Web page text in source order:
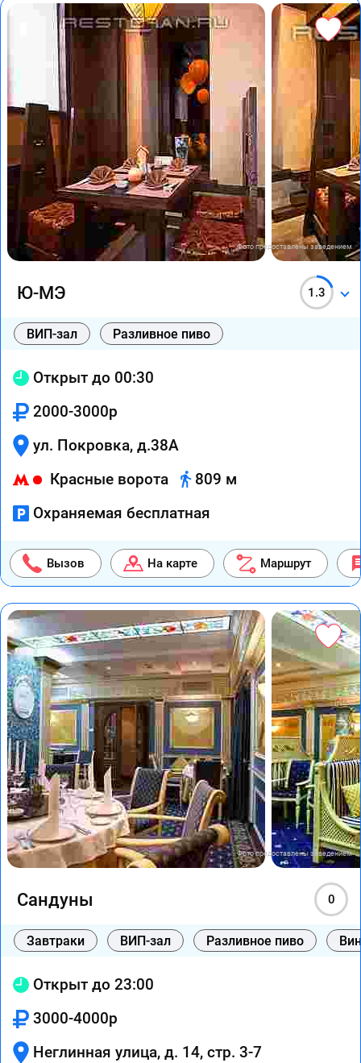
Фото предоставлены заведением
Ю-МЭ 1.3
ВИП-зал Разливное пиво
Открыт до 00:30
2000-3000р
ул. Покровка, д.38А
Красные ворота
809 м
Охраняемая бесплатная
Вызов На карте Маршрут
Фото предоставлены заведением
Сандуны 0
Завтраки ВИП-зал Разливное пиво
Открыт до 23:00
3000-4000р
Неглинная улица, д. 14, стр. 3-7